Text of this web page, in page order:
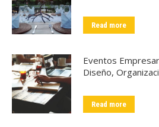
Read more
Eventos
Diseño,
Read more